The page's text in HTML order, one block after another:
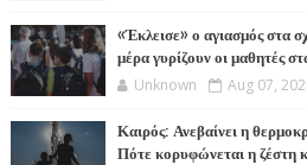
«Έκλεισε» ο αγιασμός στα
μέρα γυρίζουν οι μαθητές
Unknown Aug 07,
Καιρός: Ανεβαίνει η
Πότε κορυφώνεται η ζέστη